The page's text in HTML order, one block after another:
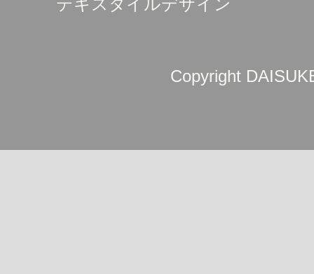
テキスタイルデザイン
Copyright